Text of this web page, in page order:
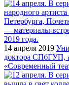
14 апреля 2019
доктора СПбГУП,
«Современный